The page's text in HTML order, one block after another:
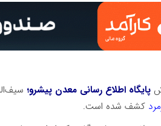
پایگاه اطلاع رسانی معدن پیشرو؛
کشف شده است.